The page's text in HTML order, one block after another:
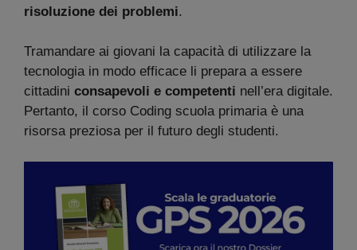
risoluzione dei problemi.
Tramandare ai giovani la capacità di utilizzare la
tecnologia in modo efficace li prepara a essere
cittadini consapevoli e competenti nell’era digitale.
Pertanto, il corso Coding scuola primaria è una
risorsa preziosa per il futuro degli studenti.